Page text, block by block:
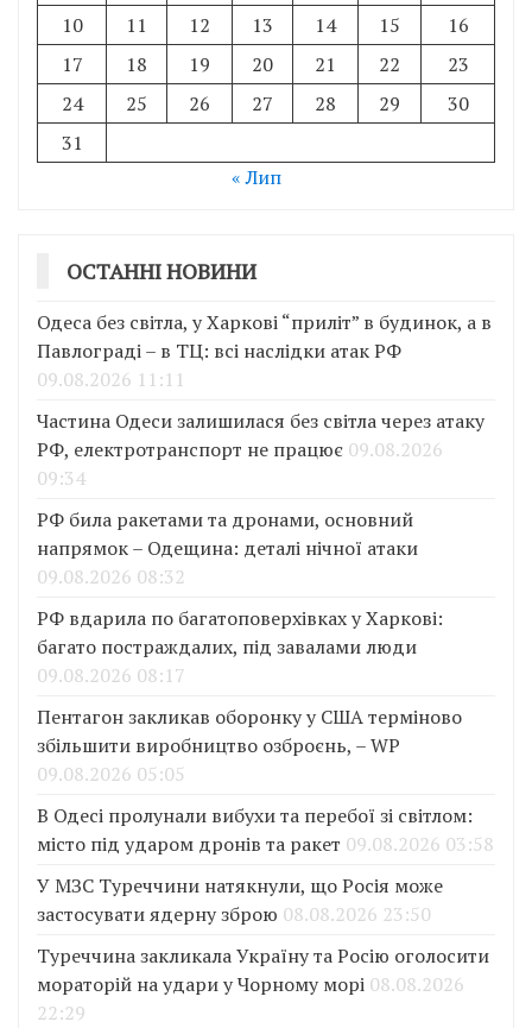
10
11 12 13 14 15
16
17
18 19 20 21 22
23
24
25 26 27 28 29
30
31
« Лип
ОСТАННІ НОВИНИ
Одеса без світла, у Харкові “приліт” в будинок, а в
Павлограді – в ТЦ: всі наслідки атак РФ
09.08.2026 11:11
Частина Одеси залишилася без світла через атаку
РФ, електротранспорт не працює 09.08.2026
09:34
РФ била ракетами та дронами, основний
напрямок – Одещина: деталі нічної атаки
09.08.2026 08:32
РФ вдарила по багатоповерхівках у Харкові:
багато постраждалих, під завалами люди
09.08.2026 08:17
Пентагон закликав оборонку у США терміново
збільшити виробництво озброєнь, – WP
09.08.2026 05:05
В Одесі пролунали вибухи та перебої зі світлом:
місто під ударом дронів та ракет 09.08.2026 03:58
У МЗС Туреччини натякнули, що Росія може
застосувати ядерну зброю 08.08.2026 23:50
Туреччина закликала Україну та Росію оголосити
мораторій на удари у Чорному морі 08.08.2026
22:29